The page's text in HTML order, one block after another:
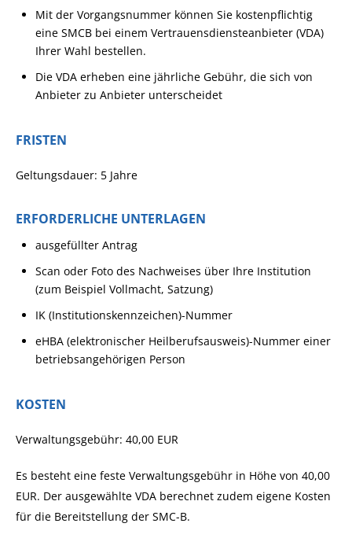
Mit der Vorgangsnummer können Sie kostenpflichtig
eine SMCB bei einem Vertrauensdiensteanbieter (VDA)
Ihrer Wahl bestellen.
Die VDA erheben eine jährliche Gebühr, die sich von
Anbieter zu Anbieter unterscheidet
FRISTEN
Geltungsdauer: 5 Jahre
ERFORDERLICHE UNTERLAGEN
ausgefüllter Antrag
Scan oder Foto des Nachweises über Ihre Institution
(zum Beispiel Vollmacht, Satzung)
IK (Institutionskennzeichen)-Nummer
eHBA (elektronischer Heilberufsausweis)-Nummer einer
betriebsangehörigen Person
KOSTEN
Verwaltungsgebühr: 40,00 EUR
Es besteht eine feste Verwaltungsgebühr in Höhe von 40,00
EUR. Der ausgewählte VDA berechnet zudem eigene Kosten
für die Bereitstellung der SMC-B.